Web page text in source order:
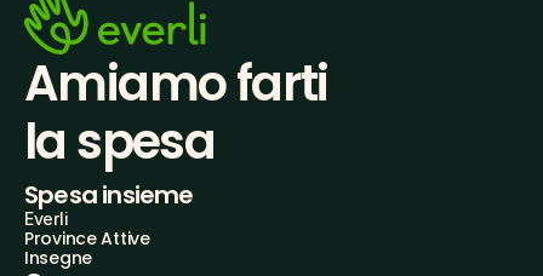
Amiamo farti
la spesa
Spesa insieme
Everli
Province Attive
Insegne